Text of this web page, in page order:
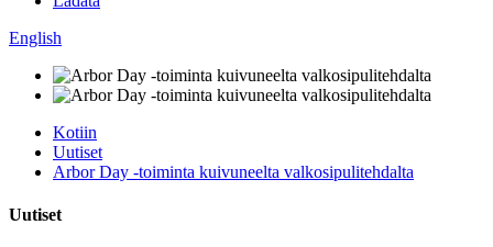
English
Kotiin
Uutiset
Arbor Day -toiminta kuivuneelta valkosipulitehdalta
Uutiset